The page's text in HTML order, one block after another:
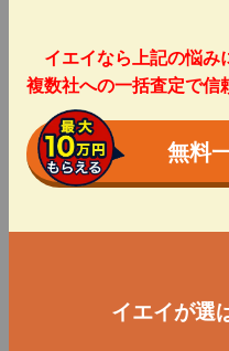
イエイなら上記の悩み
複数社への一括査定で信
無料
イエイが選